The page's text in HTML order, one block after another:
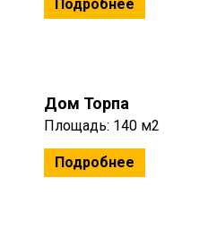
Подробнее
Дом Торпа
Площадь: 140 м2
Подробнее